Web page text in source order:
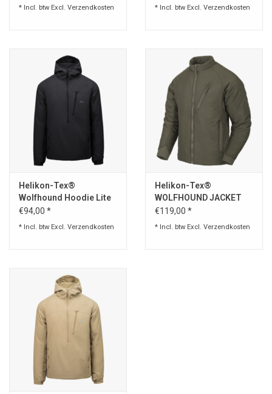
* Incl. btw Excl. Verzendkosten * Incl. btw Excl. Verzendkosten
Helikon-Tex®
Wolfhound Hoodie Lite
Jacket - Black
€94,00 *
* Incl. btw Excl. Verzendkosten
Helikon-Tex®
WOLFHOUND JACKET
Taiga green
€119,00 *
* Incl. btw Excl. Verzendkosten